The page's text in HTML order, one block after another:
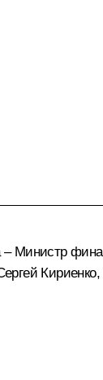
– Министр
Кириенко,